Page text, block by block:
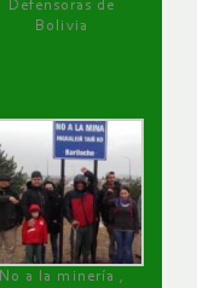
Defensoras de
Bolivia
No a la minería ,